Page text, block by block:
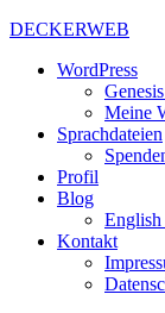
DECKERWEB
WordPress
Meine
Sprachdateien
Profil
Blog
Kontakt